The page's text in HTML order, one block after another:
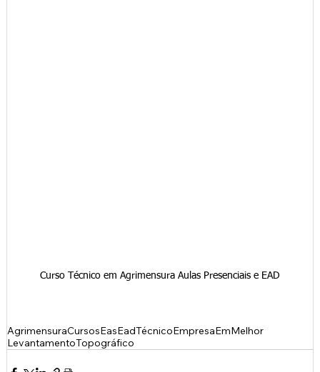
Curso Técnico em Agrimensura Aulas Presenciais e EAD
AgrimensuraCursosEasEadTécnicoEmpresaEmMelhor
LevantamentoTopográfico